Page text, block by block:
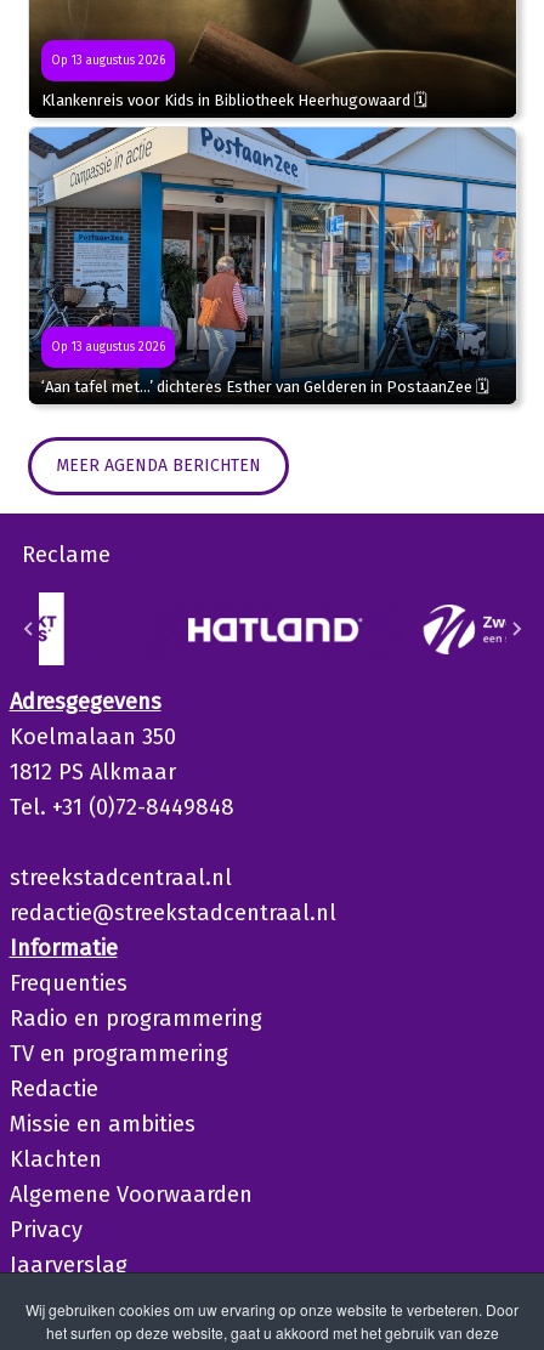
Op 13 augustus 2026
Klankenreis voor Kids in Bibliotheek Heerhugowaard 🗓
Op 13 augustus 2026
‘Aan tafel met…’ dichteres Esther van Gelderen in PostaanZee 🗓
MEER AGENDA BERICHTEN
Reclame
Adresgegevens
Koelmalaan 350
1812 PS Alkmaar
Tel. +31 (0)72-8449848
streekstadcentraal.nl
redactie@streekstadcentraal.nl
Informatie
Frequenties
Radio en programmering
TV en programmering
Redactie
Missie en ambities
Klachten
Algemene Voorwaarden
Privacy
Jaarverslag
Wij gebruiken cookies om uw ervaring op onze website te verbeteren. Door
het surfen op deze website, gaat u akkoord met het gebruik van deze